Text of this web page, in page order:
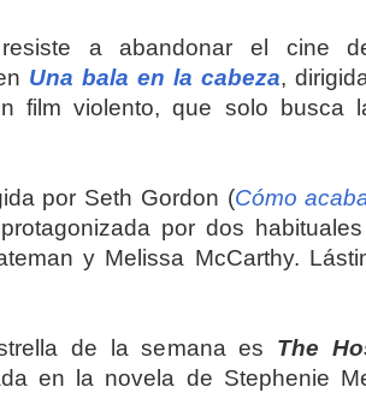
a abandonar el cine
Una bala en la cabeza,
film violento, que solo busca
por Seth Gordon (Cómo
por dos
y Melissa McCarthy.
de la semana es The
en la novela de Stephenie